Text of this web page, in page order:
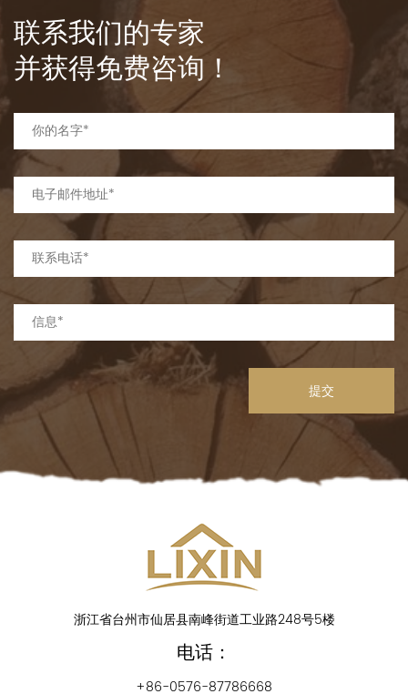
联系我们的专家
并获得免费咨询！
提交
浙江省台州市仙居县南峰街道工业路248号5楼
电话：
+86-0576-87786668